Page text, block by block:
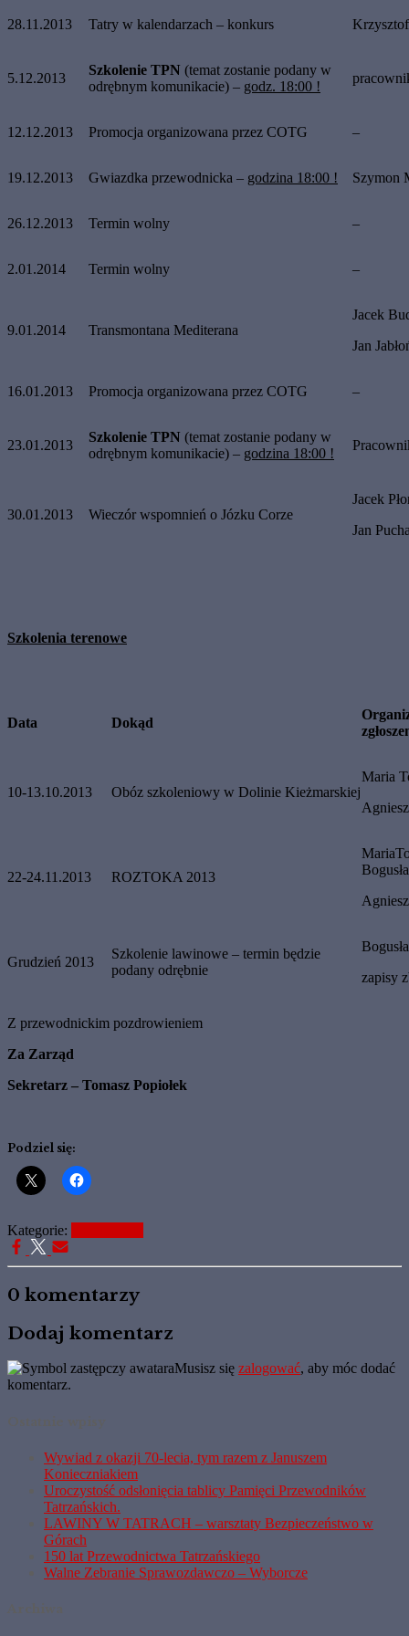
28.11.2013 Tatry w kalendarzach – konkurs
5.12.2013
Szkolenie TPN (temat zostanie podany w
odrębnym komunikacie) – godz. 18:00 !
12.12.2013 Promocja organizowana przez COTG –
19.12.2013 Gwiazdka przewodnicka – godzina 18:00 ! Szymon
26.12.2013 Termin wolny –
2.01.2014 Termin wolny –
9.01.2014 Transmontana Mediterana
Jacek
Jan
16.01.2013 Promocja organizowana przez COTG –
23.01.2013
Szkolenie TPN (temat zostanie podany w
odrębnym komunikacie) – godzina 18:00 !
30.01.2013 Wieczór wspomnień o Józku Corze
Jacek
Jan
Szkolenia terenowe
Data Dokąd
10-13.10.2013 Obóz szkoleniowy w Dolinie Kieżmarskiej
Maria
22-24.11.2013 ROZTOKA 2013
Grudzień 2013
Szkolenie lawinowe – termin będzie
podany odrębnie
zapisy
Z przewodnickim pozdrowieniem
Za Zarząd
Sekretarz – Tomasz Popiołek
Podziel się:
Kategorie:
0 komentarzy
Dodaj komentarz
Musisz się zalogować, aby móc dodać
komentarz.
Wywiad z okazji 70-lecia, tym razem z Januszem
Konieczniakiem
Uroczystość odsłonięcia tablicy Pamięci Przewodników
Tatrzańskich.
LAWINY W TATRACH – warsztaty Bezpieczeństwo w
Górach
150 lat Przewodnictwa Tatrzańskiego
Walne Zebranie Sprawozdawczo – Wyborcze